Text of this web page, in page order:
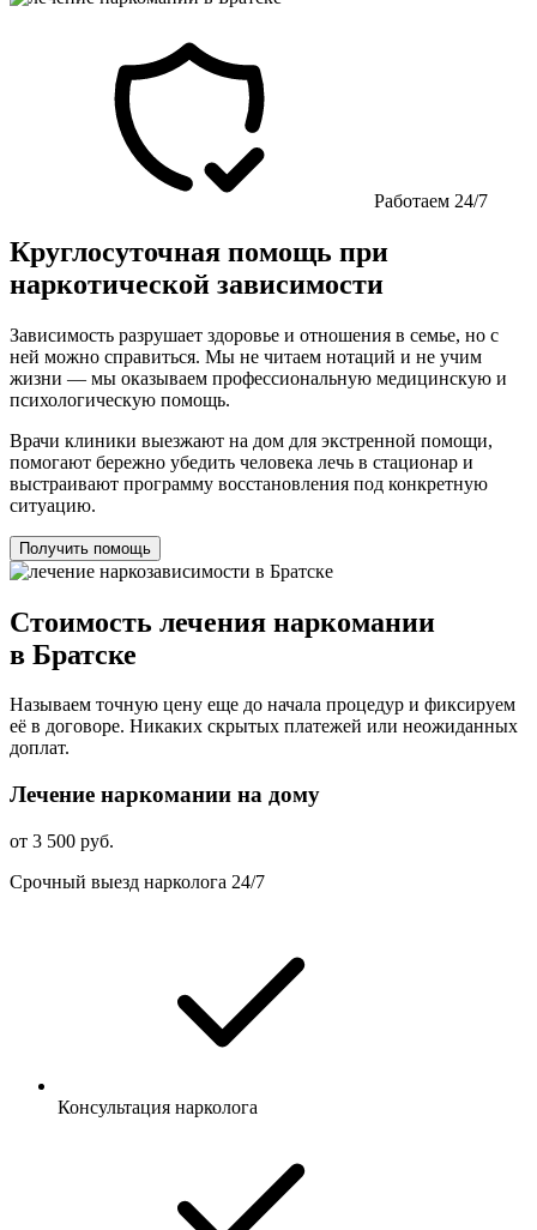
Работаем 24/7
Круглосуточная помощь при
наркотической зависимости
Зависимость разрушает здоровье и отношения в семье, но с
ней можно справиться. Мы не читаем нотаций и не учим
жизни — мы оказываем профессиональную медицинскую и
психологическую помощь.
Врачи клиники выезжают на дом для экстренной помощи,
помогают бережно убедить человека лечь в стационар и
выстраивают программу восстановления под конкретную
ситуацию.
Получить помощь
Стоимость лечения наркомании
в Братске
Называем точную цену еще до начала процедур и фиксируем
её в договоре. Никаких скрытых платежей или неожиданных
доплат.
Лечение наркомании на дому
от 3 500 руб.
Срочный выезд нарколога 24/7
Консультация нарколога